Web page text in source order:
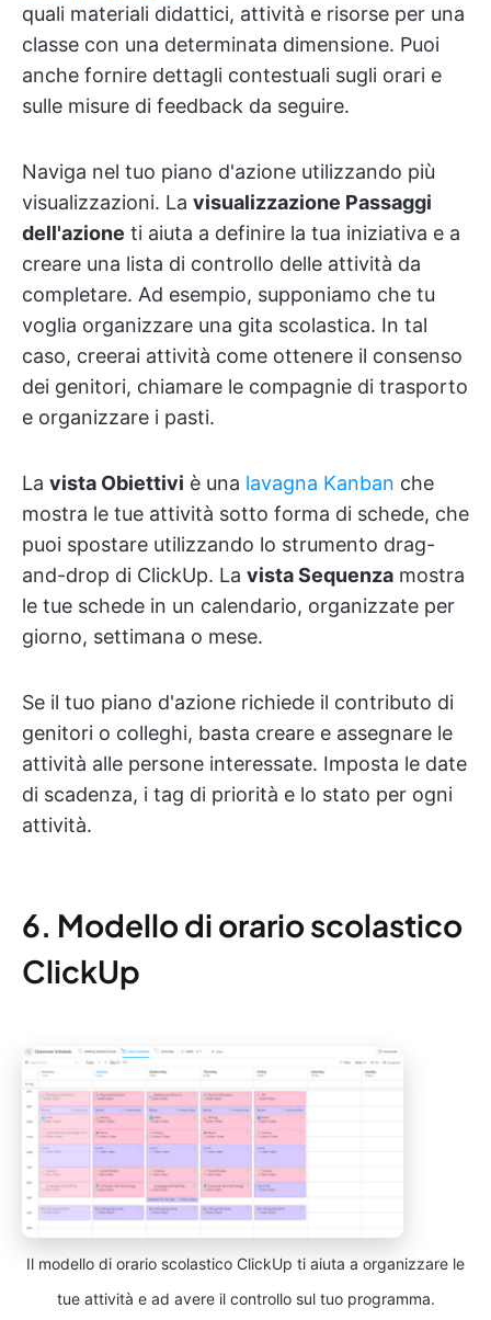
quali materiali didattici, attività e risorse per una
classe con una determinata dimensione. Puoi
anche fornire dettagli contestuali sugli orari e
sulle misure di feedback da seguire.
Naviga nel tuo piano d'azione utilizzando più
visualizzazioni. La visualizzazione Passaggi
dell'azione ti aiuta a definire la tua iniziativa e a
creare una lista di controllo delle attività da
completare. Ad esempio, supponiamo che tu
voglia organizzare una gita scolastica. In tal
caso, creerai attività come ottenere il consenso
dei genitori, chiamare le compagnie di trasporto
e organizzare i pasti.
La vista Obiettivi è una lavagna Kanban che
mostra le tue attività sotto forma di schede, che
puoi spostare utilizzando lo strumento drag-
and-drop di ClickUp. La vista Sequenza mostra
le tue schede in un calendario, organizzate per
giorno, settimana o mese.
Se il tuo piano d'azione richiede il contributo di
genitori o colleghi, basta creare e assegnare le
attività alle persone interessate. Imposta le date
di scadenza, i tag di priorità e lo stato per ogni
attività.
6. Modello di orario scolastico
ClickUp
Il modello di orario scolastico ClickUp ti aiuta a organizzare le
tue attività e ad avere il controllo sul tuo programma.